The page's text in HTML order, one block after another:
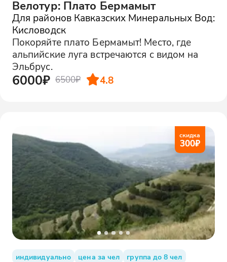
Велотур: Плато Бермамыт
Для районов Кавказских Минеральных Вод:
Кисловодск
Покоряйте плато Бермамыт! Место, где
альпийские луга встречаются с видом на
Эльбрус.
6000₽ 6500₽ 4.8
скидка
300₽
индивидуально цена за чел группа до 8 чел